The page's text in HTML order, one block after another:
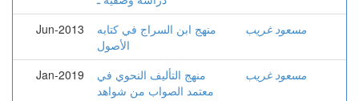
Jun-2013
منهج ابن السراج في كتابه
الأصول
مسعود غريب
Jan-2019
منهج التأليف النحوي في
معتمد الصواب من شواهد
مسعود غريب